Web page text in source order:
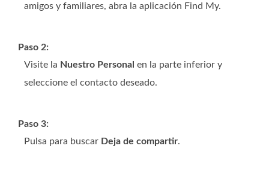
amigos y familiares, abra la aplicación Find My.
Paso 2:
Visite la Nuestro Personal en la parte inferior y
seleccione el contacto deseado.
Paso 3:
Pulsa para buscar Deja de compartir.